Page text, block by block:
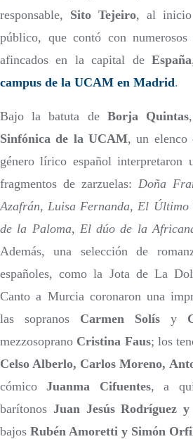
responsable, Sito Tejeiro, al inicio
público, que contó con numerosos
afincados en la capital deEspaña
campus de la UCAM en Madrid.
Bajo la batuta de Borja Quintas
Sinfónica de la UCAM, un elenco
género lírico español interpretaron
fragmentos de zarzuelas: Doña
Azafrán, Luisa Fernanda, El Último
de la Paloma, El dúo de la
Además, una selección de
españoles, como la Jota de La
Canto a Murcia coronaron una
las sopranos Carmen Solís y
mezzosoprano Cristina Faus; los
Celso Alberlo, Carlos Moreno,
cómicoJuanma Cifuentes, a
barítonos Juan Jesús Rodríguez
bajos Rubén Amoretti y Simón